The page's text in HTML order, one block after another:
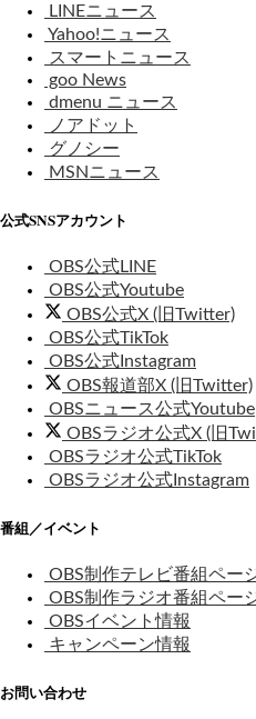
LINEニュース
Yahoo!ニュース
スマートニュース
goo News
dmenu ニュース
ノアドット
グノシー
MSNニュース
公式SNSアカウント
OBS公式LINE
OBS公式Youtube
OBS公式X (旧Twitter)
OBS公式TikTok
OBS公式Instagram
OBS報道部X (旧Twitter)
OBSニュース公式Youtube
OBSラジオ公式X (旧
OBSラジオ公式TikTok
OBSラジオ公式Instagram
番組／イベント
OBS制作テレビ番組ペー
OBS制作ラジオ番組ペー
OBSイベント情報
キャンペーン情報
お問い合わせ